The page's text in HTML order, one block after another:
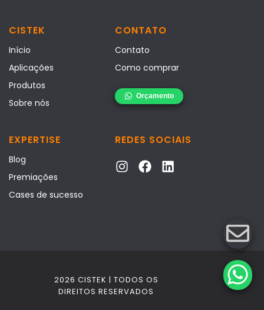
CISTEK
Início
Aplicações
Produtos
Sobre nós
CONTATO
Contato
Como comprar
EXPERTISE
Blog
Premiações
Cases de sucesso
REDES SOCIAIS
2026 CISTEK | TODOS OS
DIREITOS RESERVADOS